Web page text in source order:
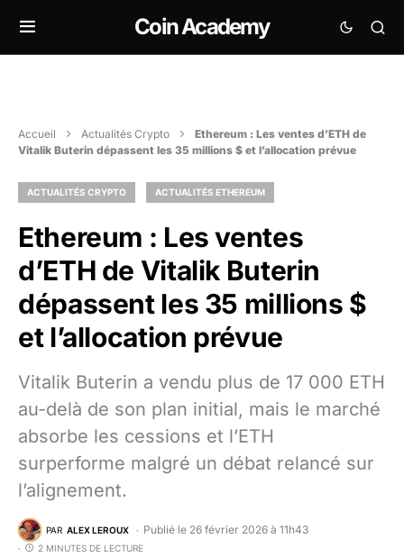
Coin Academy
Accueil Actualités Crypto
Ethereum : Les ventes d’ETH de
Vitalik Buterin dépassent les 35 millions $ et l’allocation prévue
ACTUALITÉS CRYPTO ACTUALITÉS ETHEREUM
Ethereum : Les ventes
d’ETH de Vitalik Buterin
dépassent les 35 millions $
et l’allocation prévue
Vitalik Buterin a vendu plus de 17 000 ETH
au-delà de son plan initial, mais le marché
absorbe les cessions et l’ETH
surperforme malgré un débat relancé sur
l’alignement.
PAR ALEX LEROUX Publié le 26 février 2026 à 11h43
2 MINUTES DE LECTURE